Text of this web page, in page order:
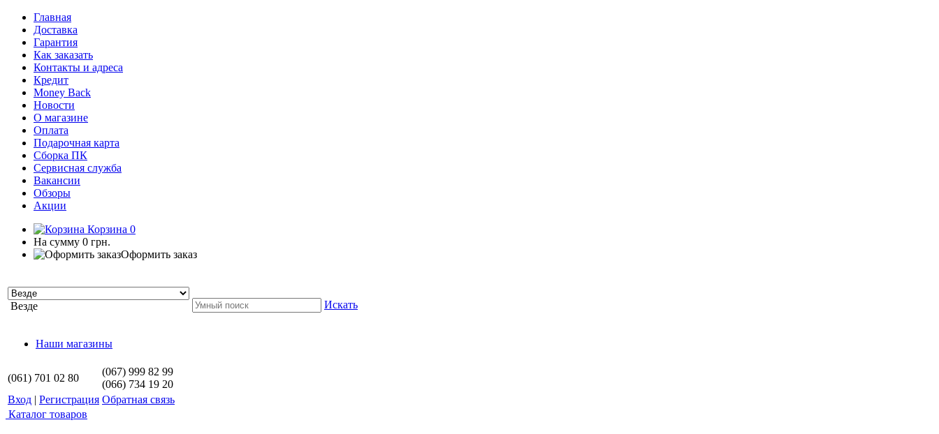
Главная
Доставка
Гарантия
Как заказать
Контакты и адреса
Кредит
Money Back
Новости
О магазине
Оплата
Подарочная карта
Сборка ПК
Сервисная служба
Вакансии
Обзоры
Акции
Корзина 0
На сумму 0 грн.
Оформить заказ
Везде Искать
Наши магазины
(061) 701 02 80
(067) 999 82 99
(066) 734 19 20
Вход | Регистрация Обратная связь
Каталог товаров